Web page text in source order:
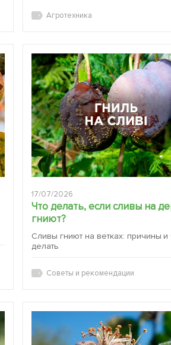
Агротехника
17/07/2026
Что делать, если сливы на
гниют?
Сливы гниют на ветках: причины и
делать
Советы и рекомендации